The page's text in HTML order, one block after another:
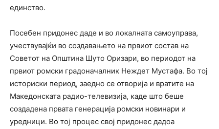
единство.
Посебен придонес даде и во локалната самоуправа,
учествувајќи во создавањето на првиот состав на
Советот на Општина Шуто Оризари, во периодот на
првиот ромски градоначалник Неждет Мустафа. Во тој
историски период, заедно се отворија и вратите на
Македонската радио-телевизија, каде што беше
создадена првата генерација ромски новинари и
уредници. Во тој процес свој придонес дадоа